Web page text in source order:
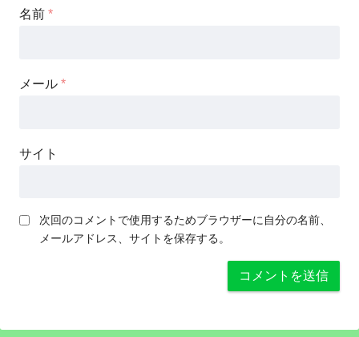
名前 *
メール *
サイト
次回のコメントで使用するためブラウザーに自分の名前、
メールアドレス、サイトを保存する。